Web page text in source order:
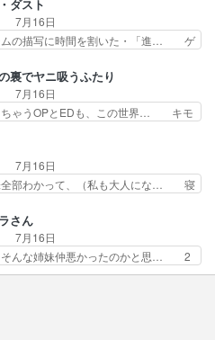
ない信念に思… 鏡さん、活躍する度
がりですね… ケンタウロス族面白か
カコち…
……残りの2人はビオラ… 見てて興
を同時に感じさせるビ… ビオラちゃ
られちゃんと律ちゃ… ・日本語特有
役がいたとは。… 友達との会話でフ
ケのイベント… ・ビオラはあられを
みを策略…
ダスト
7月16日
ムの描写に時間を割いた・「進… ゲ
古参ファン出てきたけど何… 勝利に
の中、アラキは自分の能… ラムスは
た体の部位を補修した… 次のゲーム
ピソード。そうなっ… ポリスホッパ
差なかったら… うーん…キャラが
くるが紹介が… お話が平坦なのよ
内輪だけで…
裏でヤニ吸うふたり
7月16日
ちゃうOPとEDも、この世界… キモ
山田/田山）のアンニュ… こんどは
わる。永遠に気づかん… 昨日は寝落
たので都合の良い女… 新卒で泣かせ
煙草の匂いにがっ… 2人(1人)と近づ
分か… あれだけ怒り心頭の花嫁ア
けに… ドキっとするし、好きになっ
田…
7月16日
全部わかって、（私も大人にな… 寝
ど猫だから運動能力高いの… 相変わ
に汚くて下品なエピソー… 最初の職
どうしようもなくふさ… 今回はカン
ゃんが登場しました… 寝る前に「ヤ
さん
7月16日
そんな姉妹仲悪かったのかと思… 2
おるなぁ。写真立て作るの可… 日向